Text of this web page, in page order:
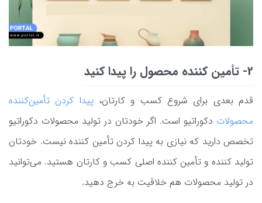
2- تأمین کننده محصول را پیدا کنید
قدم بعدی برای شروع کسب و کارتان،پیدا کردن تأمین‌کننده
محصولات دکوراتیو است. اگر خودتان در تولید محصولات دکوراتیو
تخصص دارید که نیازی به پیدا کردن تأمین کننده نیست. خودتان
تولید کننده و تأمین کننده اصلی کسب و کارتان هستید. می‌توانید
در تولید محصولات هم خلاقیت به خرج دهید.